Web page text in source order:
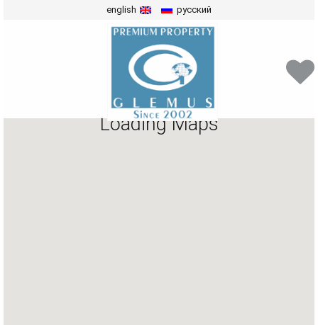
english русский
Loading Maps